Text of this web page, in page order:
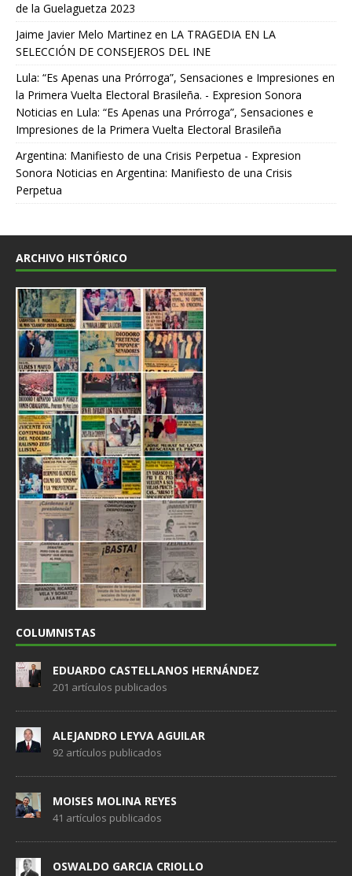
de la Guelaguetza 2023
Jaime Javier Melo Martinez en LA TRAGEDIA EN LA
SELECCIÓN DE CONSEJEROS DEL INE
Lula: “Es Apenas una Prórroga”, Sensaciones e Impresiones en
la Primera Vuelta Electoral Brasileña. - Expresion Sonora
Noticias en Lula: “Es Apenas una Prórroga”, Sensaciones e
Impresiones de la Primera Vuelta Electoral Brasileña
Argentina: Manifiesto de una Crisis Perpetua - Expresion
Sonora Noticias en Argentina: Manifiesto de una Crisis
Perpetua
ARCHIVO HISTÓRICO
COLUMNISTAS
EDUARDO CASTELLANOS HERNÁNDEZ
201 artículos publicados
ALEJANDRO LEYVA AGUILAR
92 artículos publicados
MOISES MOLINA REYES
41 artículos publicados
OSWALDO GARCIA CRIOLLO